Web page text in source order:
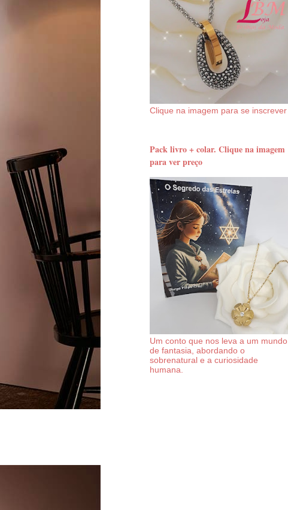
Clique na imagem para se inscrever
Pack livro + colar. Clique na imagem
para ver preço
Um conto que nos leva a um mundo
de fantasia, abordando o
sobrenatural e a curiosidade
humana.